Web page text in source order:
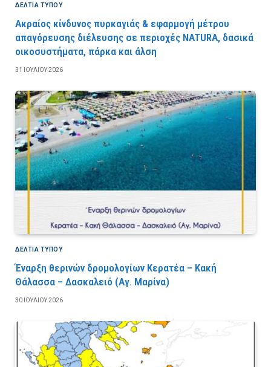
ΔΕΛΤΙΑ ΤΥΠΟΥ
Ακραίος κίνδυνος πυρκαγιάς & εφαρμογή μέτρου
απαγόρευσης διέλευσης σε περιοχές NATURA, δασικά
οικοσυστήματα, πάρκα και άλση
31 ΙΟΥΛΊΟΥ 2026
ΔΕΛΤΙΑ ΤΥΠΟΥ
Έναρξη θερινών δρομολογίων Κερατέα – Κακή
Θάλασσα – Δασκαλειό (Αγ. Μαρίνα)
30 ΙΟΥΛΊΟΥ 2026